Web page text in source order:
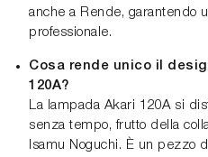
anche a Rende, garantendo
professionale.
Cosa rende unico il
120A?
La lampada Akari 120A si
senza tempo, frutto della
Isamu Noguchi. È un pezzo